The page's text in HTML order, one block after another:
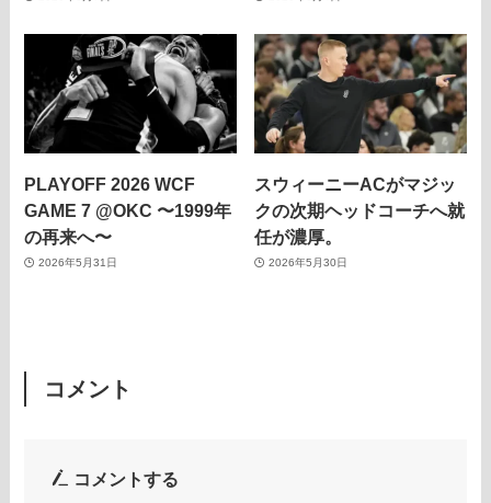
PLAYOFF 2026 WCF
GAME 7 @OKC 〜1999年
の再来へ〜
2026年5月31日
スウィーニーACがマジッ
クの次期ヘッドコーチへ就
任が濃厚。
2026年5月30日
コメント
コメントする